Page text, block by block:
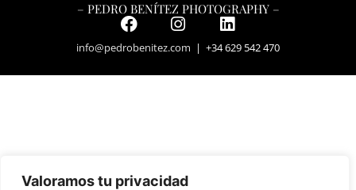
Valoramos tu privacidad
– PEDRO BENÍTEZ PHOTOGRAPHY –
info@pedrobenitez.com | +34 629 542 470